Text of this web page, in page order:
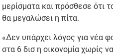
μερίσματα και πρόσθεσε ότι
θα μεγαλώσει η πίτα.
«Δεν υπάρχει λόγος για νέα
στα 6 δισ η οικονομία χωρίς